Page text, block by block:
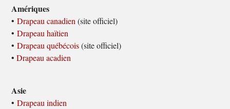
Amériques
•Drapeau canadien (site officiel)
•Drapeau haïtien
•Drapeau québécois(site officiel)
•Drapeau acadien
Asie
•Drapeau indien